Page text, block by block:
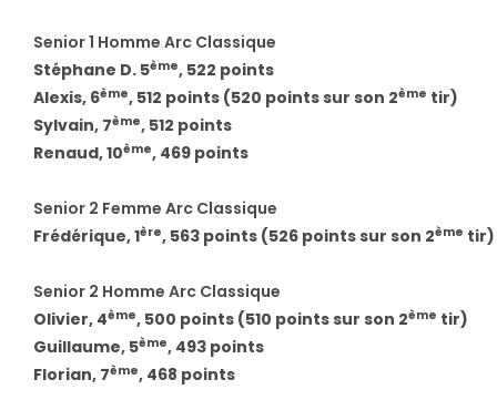
Senior 1 Homme Arc Classique
Stéphane D. 5ème, 522 points
Alexis, 6ème, 512 points (520 points sur son 2ème tir)
Sylvain, 7ème, 512 points
Renaud, 10ème, 469 points
Senior 2 Femme Arc Classique
Frédérique, 1ère, 563 points (526 points sur son 2ème tir)
Senior 2 Homme Arc Classique
Olivier, 4ème, 500 points (510 points sur son 2ème tir)
Guillaume, 5ème, 493 points
Florian, 7ème, 468 points